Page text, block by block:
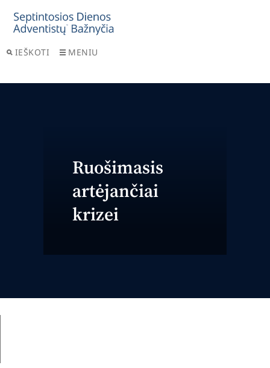
IEŠKOTI MENIU
Ruošimasis
artėjančiai
krizei